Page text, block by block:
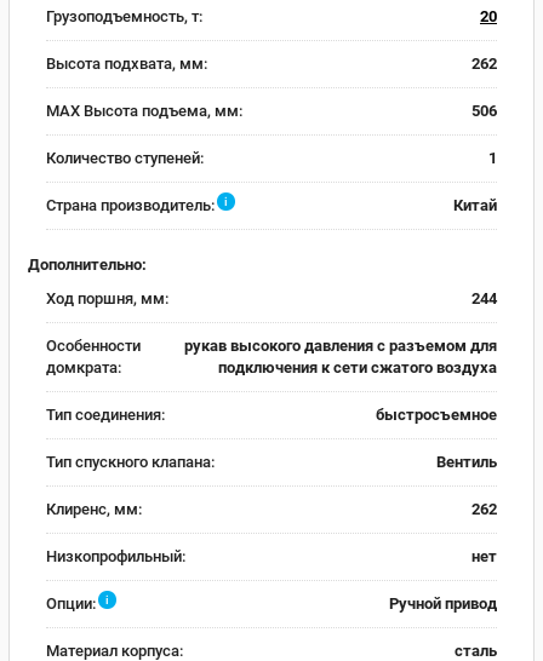
Грузоподъемность, т: 20
Высота подхвата, мм: 262
MAX Высота подъема, мм: 506
Количество ступеней: 1
Страна производитель: i Китай
Дополнительно:
Ход поршня, мм:
244
Особенности
домкрата:
рукав высокого давления с разъемом для
подключения к сети сжатого воздуха
Тип соединения: быстросъемное
Тип спускного клапана: Вентиль
Клиренс, мм: 262
Низкопрофильный: нет
Опции: i Ручной привод
Материал корпуса: сталь